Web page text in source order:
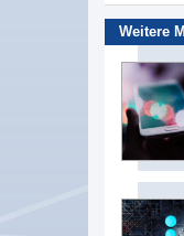
Weitere